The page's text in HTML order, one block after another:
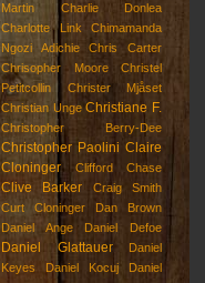
Martin
Charlie Donlea
Charlotte Link
Chimamanda
Ngozi Adichie
Chris Carter
Chrisopher Moore
Christel
Petitcollin
Christer Mjåset
Christian Unge Christiane F.
Christopher Berry-Dee
Christopher Paolini Claire
Cloninger
Clifford Chase
Clive Barker
Craig Smith
Curt Cloninger
Dan Brown
Daniel Ange
Daniel Defoe
Daniel Glattauer
Daniel
Keyes
Daniel Kocuj
Daniel